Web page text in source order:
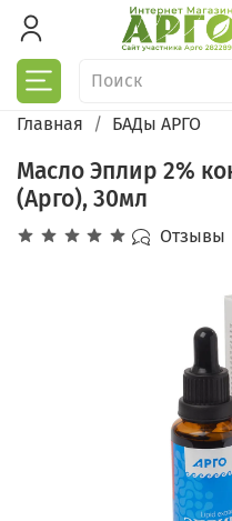
Главная БАДы АРГО
Масло Эплир 2%
(Арго), 30мл
Отзывы